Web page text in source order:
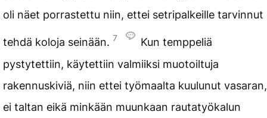
oli näet porrastettu niin, ettei setripalkeille tarvinnut
tehdä koloja seinään. 7
Kun temppeliä
pystytettiin, käytettiin valmiiksi muotoiltuja
rakennuskiviä, niin ettei työmaalta kuulunut vasaran,
ei taltan eikä minkään muunkaan rautatyökalun